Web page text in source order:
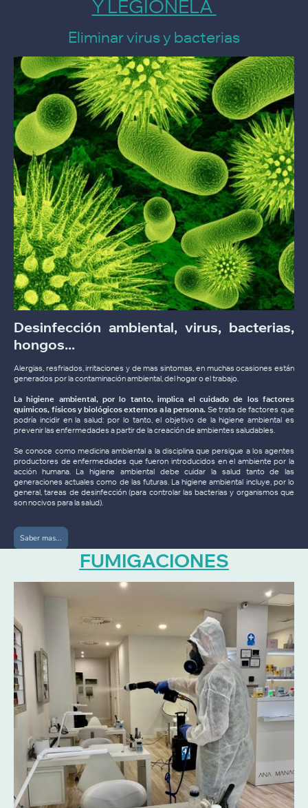
Y LEGIONELA
Eliminar virus y bacterias
Desinfección ambiental, virus, bacterias,
hongos...
Alergias, resfriados, irritaciones y de mas sintomas, en muchas ocasiones están
generados por la contaminación ambiental, del hogar o el trabajo.
La higiene ambiental, por lo tanto, implica el cuidado de los factores
químicos, físicos y biológicos externos a la persona. Se trata de factores que
podría incidir en la salud: por lo tanto, el objetivo de la higiene ambiental es
prevenir las enfermedades a partir de la creación de ambientes saludables.
Se conoce como medicina ambiental a la disciplina que persigue a los agentes
productores de enfermedades que fueron introducidos en el ambiente por la
acción humana. La higiene ambiental debe cuidar la salud tanto de las
generaciones actuales como de las futuras. La higiene ambiental incluye, por lo
general, tareas de desinfección (para controlar las bacterias y organismos que
son nocivos para la salud).
Saber mas...
FUMIGACIONES